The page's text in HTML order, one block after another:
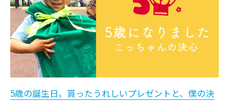
5歳の誕生日。貰ったうれしいプレゼントと、僕の決